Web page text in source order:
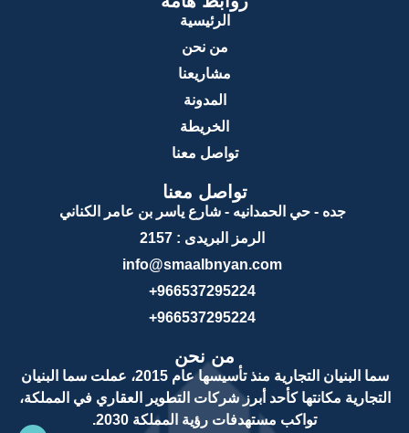
الرئيسية
من نحن
مشاريعنا
المدونة
الخريطة
تواصل معنا
تواصل معنا
جده - حي الحمدانيه - شارع ياسر بن عامر الكناني
الرمز البريدى : 2157
info@smaalbnyan.com
966537295224+
966537295224+
من نحن
سما البنيان التجارية منذ تأسيسها عام 2015، عملت سما البنيان
التجارية مكانتها كأحد أبرز شركات التطوير العقاري في المملكة،
تواكب مستهدفات رؤية المملكة 2030.